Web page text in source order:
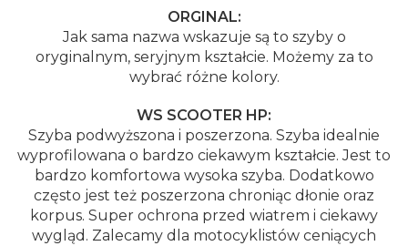
ORGINAL:
Jak sama nazwa wskazuje są to szyby o
oryginalnym, seryjnym kształcie. Możemy za to
wybrać różne kolory.
WS SCOOTER HP:
Szyba podwyższona i poszerzona. Szyba idealnie
wyprofilowana o bardzo ciekawym kształcie. Jest to
bardzo komfortowa wysoka szyba. Dodatkowo
często jest też poszerzona chroniąc dłonie oraz
korpus. Super ochrona przed wiatrem i ciekawy
wygląd. Zalecamy dla motocyklistów ceniących